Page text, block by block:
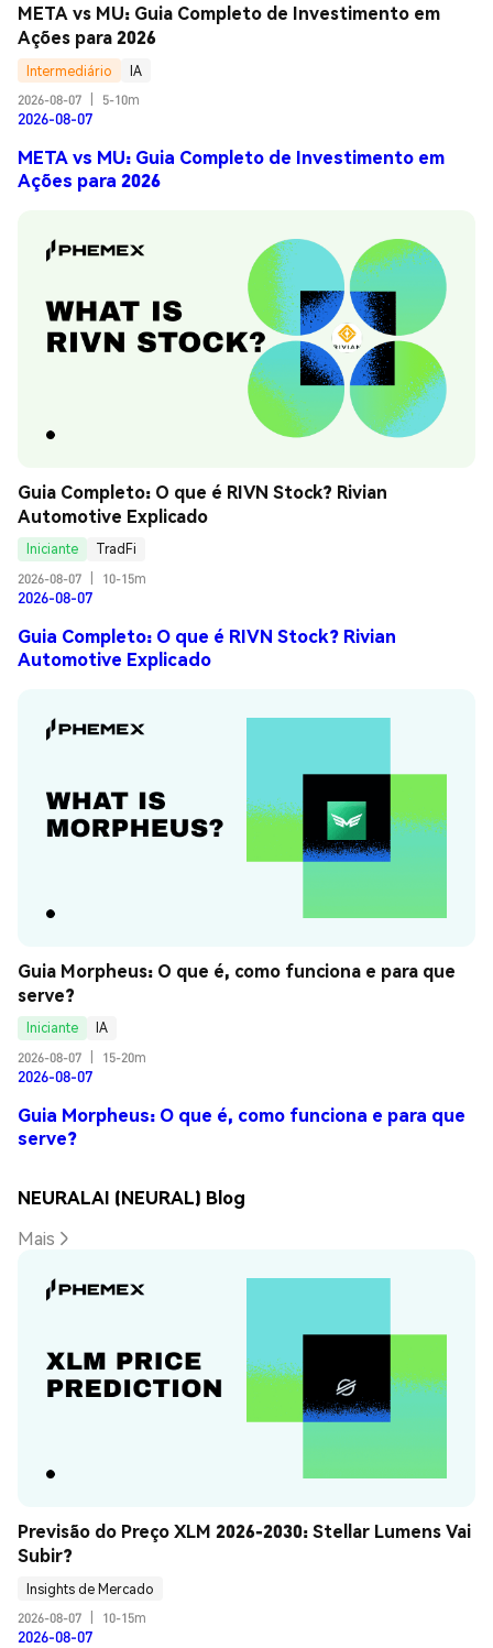
META vs MU: Guia Completo de Investimento em
Ações para 2026
Intermediário
IA
2026-08-07
5-10m
2026-08-07
META vs MU: Guia Completo de Investimento em
Ações para 2026
Guia Completo: O que é RIVN Stock? Rivian
Automotive Explicado
Iniciante
TradFi
2026-08-07
10-15m
2026-08-07
Guia Completo: O que é RIVN Stock? Rivian
Automotive Explicado
Guia Morpheus: O que é, como funciona e para que
serve?
Iniciante
IA
2026-08-07
15-20m
2026-08-07
Guia Morpheus: O que é, como funciona e para que
serve?
NEURALAI (NEURAL) Blog
Mais
Previsão do Preço XLM 2026-2030: Stellar Lumens Vai
Subir?
Insights de Mercado
2026-08-07
10-15m
2026-08-07